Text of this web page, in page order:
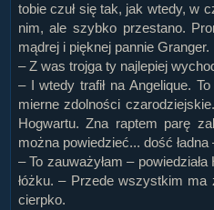
tobie czuł się tak, jak wtedy, w
nim, ale szybko przestano.
mądrej i pięknej pannie Granger.
– Z was trojga ty najlepiej
– I wtedy trafił na Angelique.
mierne zdolności
Hogwartu. Zna raptem parę
można powiedzieć... dość ładna
– To zauważyłam –
łóżku. – Przede wszystkim ma
cierpko.